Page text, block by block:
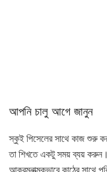
আপনি চালু আগে জানুন
স্কুই পিসেলের সাথে কাজ শুরু
তা শিখতে একটু সময় ব্যয় করুন।